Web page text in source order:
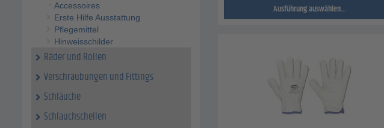
Accessoires
Erste Hilfe Ausstattung
Pflegemittel
Hinweisschilder
Räder und Rollen
Verschraubungen und Fittings
Schläuche
Schlauchschellen
Ausführung auswählen...